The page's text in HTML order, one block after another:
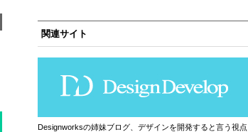
関連サイト
Designworksの姉妹ブログ、デザインを開発すると言う視点